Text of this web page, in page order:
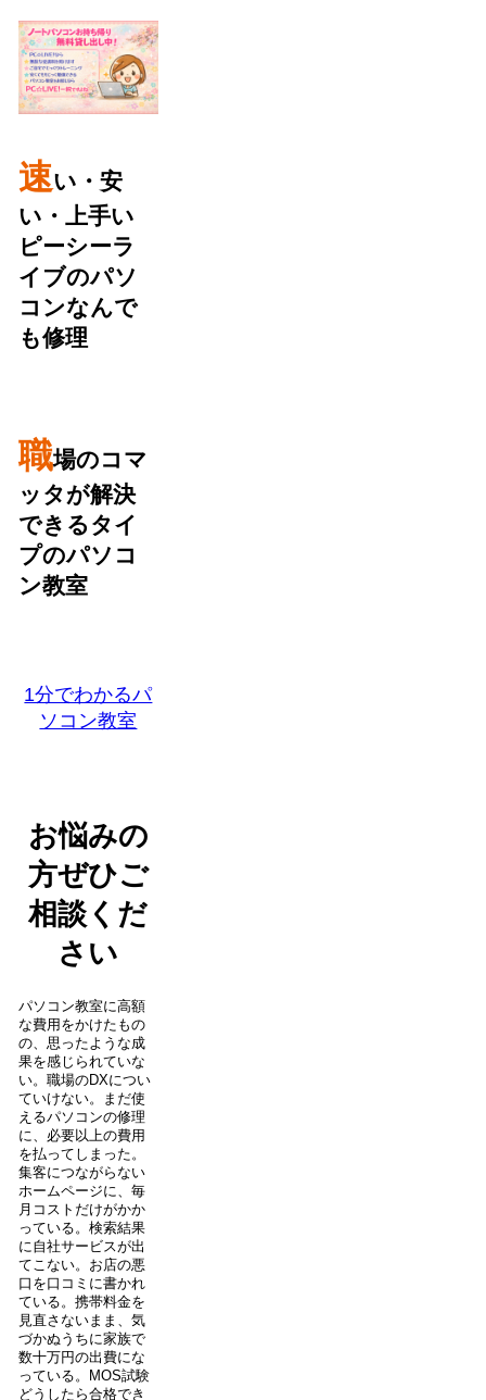
速い・安
い・上手い
ピーシーラ
イブのパソ
コンなんで
も修理
職場のコマ
ッタが解決
できるタイ
プのパソコ
ン教室
1分でわかるパ
ソコン教室
お悩みの
方ぜひご
相談くだ
さい
パソコン教室に高額
な費用をかけたもの
の、思ったような成
果を感じられていな
い。職場のDXについ
ていけない。まだ使
えるパソコンの修理
に、必要以上の費用
を払ってしまった。
集客につながらない
ホームページに、毎
月コストだけがかか
っている。検索結果
に自社サービスが出
てこない。お店の悪
口を口コミに書かれ
ている。携帯料金を
見直さないまま、気
づかぬうちに家族で
数十万円の出費にな
っている。MOS試験
どうしたら合格でき